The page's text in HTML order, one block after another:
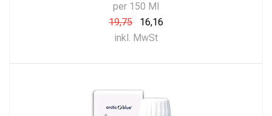
per 150 Ml
19,75
16,16
inkl. MwSt